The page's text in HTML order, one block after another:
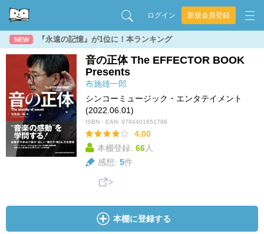
ログイン 新規会員登録
NEW 『永遠の記憶』が1位に！本ランキング
音の正体 The EFFECTOR BOOK
Presents
布施雄一郎
シンコーミュージック・エンタテイメント
(2022.06.01)
ISBN・EAN: 9784401651788
4.00
本棚登録: 66人
感想: 5件
本棚に登録する